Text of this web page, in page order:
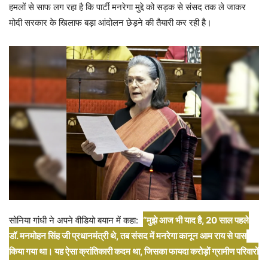
हमलों से साफ लग रहा है कि पार्टी मनरेगा मुद्दे को सड़क से संसद तक ले जाकर
मोदी सरकार के खिलाफ बड़ा आंदोलन छेड़ने की तैयारी कर रही है।
सोनिया गांधी ने अपने वीडियो बयान में कहा: “मुझे आज भी याद है, 20 साल पहले
डॉ. मनमोहन सिंह जी प्रधानमंत्री थे, तब संसद में मनरेगा कानून आम राय से पास
किया गया था। यह ऐसा क्रांतिकारी कदम था, जिसका फायदा करोड़ों ग्रामीण परिवारों